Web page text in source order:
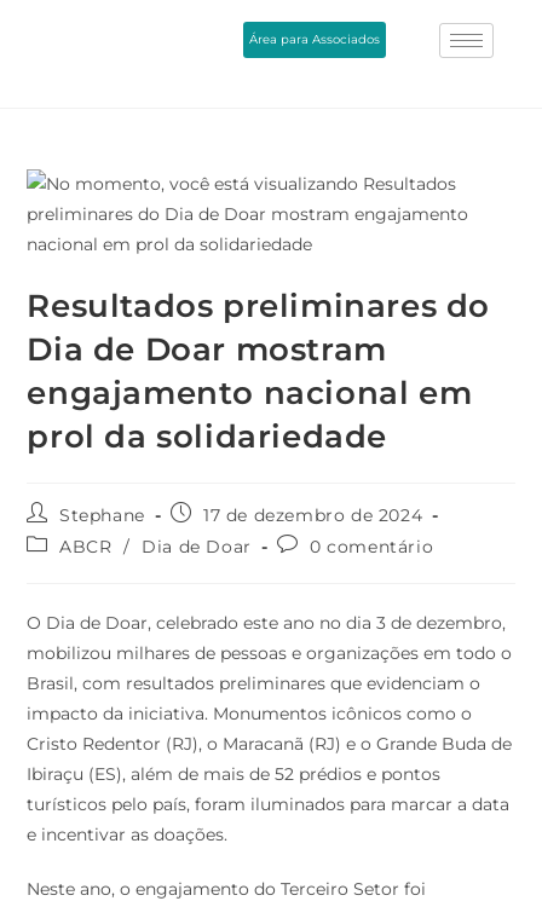
Área para Associados
Resultados preliminares do
Dia de Doar mostram
engajamento nacional em
prol da solidariedade
Stephane
17 de dezembro de 2024
ABCR / Dia de Doar 0 comentário
O Dia de Doar, celebrado este ano no dia 3 de dezembro,
mobilizou milhares de pessoas e organizações em todo o
Brasil, com resultados preliminares que evidenciam o
impacto da iniciativa. Monumentos icônicos como o
Cristo Redentor (RJ), o Maracanã (RJ) e o Grande Buda de
Ibiraçu (ES), além de mais de 52 prédios e pontos
turísticos pelo país, foram iluminados para marcar a data
e incentivar as doações.
Neste ano, o engajamento do Terceiro Setor foi